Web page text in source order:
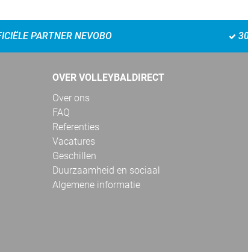
PARTNER NEVOBO
OVER VOLLEYBALDIRECT
Over ons
FAQ
Referenties
Vacatures
Geschillen
Duurzaamheid en sociaal
Algemene informatie